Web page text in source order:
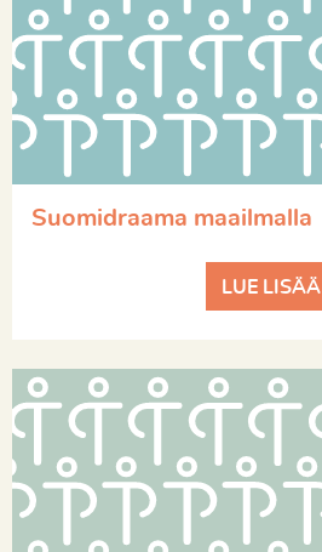
Suomidraama maailmalla
LUE LISÄÄ